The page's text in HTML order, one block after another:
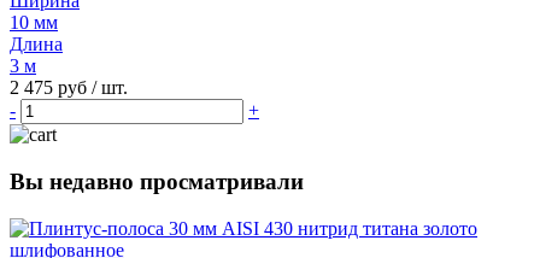
10 мм
Длина
3 м
2 475 руб / шт.
-
+
Вы недавно просматривали